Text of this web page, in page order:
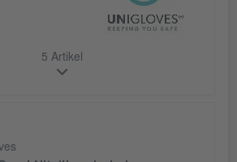
5 Artikel